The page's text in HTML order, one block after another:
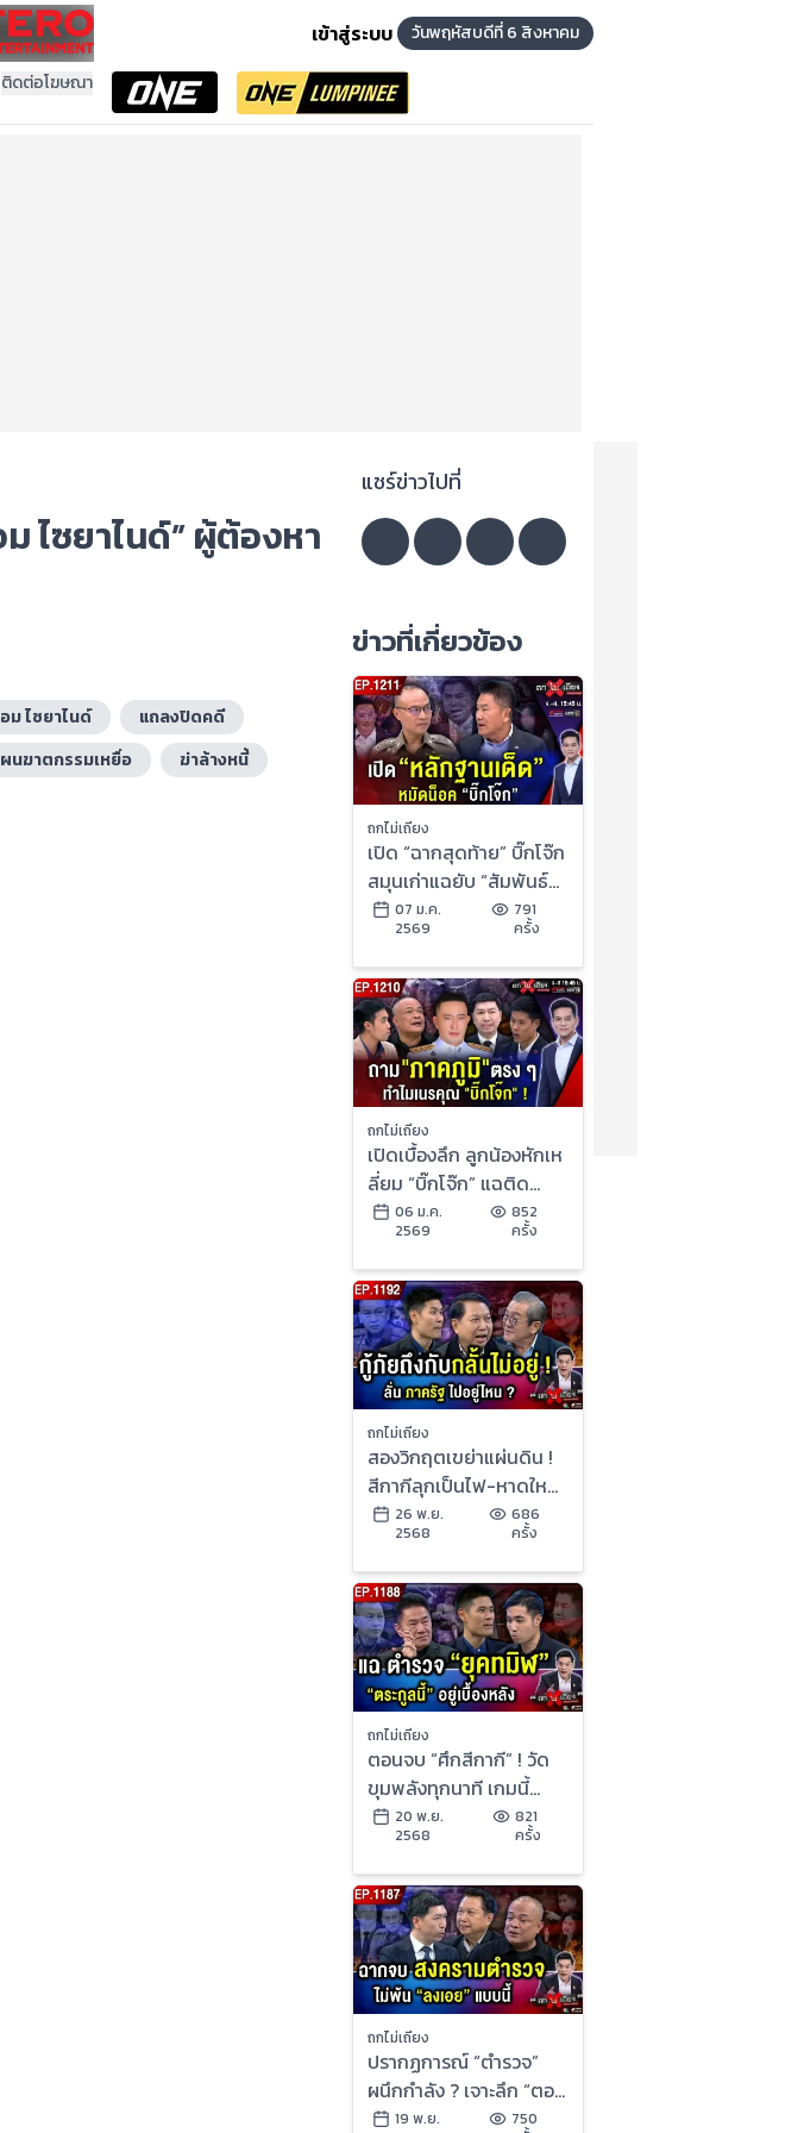
เข้าสู่ระบบ
วันพฤหัสบดีที่ 6 สิงหาคม
ติดต่อโฆษณา
ไซยาไนด์” ผู้ต้องหา
ม ไซยาไนด์
แถลงปิดคดี
นฆาตกรรมเหยื่อ ฆ่าล้างหนี้
แชร์ข่าวไปที่
ข่าวที่เกี่ยวข้อง
ถกไม่เถียง
เปิด “ฉากสุดท้าย” บิ๊กโจ๊ก
สมุนเก่าแฉยับ “สัมพันธ์
ลับ” มินนี่ ที่แท้ใครตัวจริง
07 ม.ค.
2569
791
ครั้ง
ถกไม่เถียง
เปิดเบื้องลึก ลูกน้องหักเห
ลี่ยม “บิ๊กโจ๊ก” แฉติด
สินบน “ทอง 10 ล้าน” วิ่ง
เต้นคดี
06 ม.ค.
2569
852
ครั้ง
ถกไม่เถียง
สองวิกฤตเขย่าแผ่นดิน !
สีกากีลุกเป็นไฟ-หาดใหญ่
จมบาดาล เขย่ารัฐบาล
หนัก ?!
26 พ.ย.
2568
686
ครั้ง
ถกไม่เถียง
ตอนจบ “ศึกสีกากี” ! วัด
ขุมพลังทุกนาที เกมนี้
“ใครอยู่ ใครไป” ?
20 พ.ย.
2568
821
ครั้ง
ถกไม่เถียง
ปรากฏการณ์ “ตำรวจ”
ผนึกกำลัง ? เจาะลึก “ตอน
จบ” สงคราม “สีกากี” !
19 พ.ย.
750